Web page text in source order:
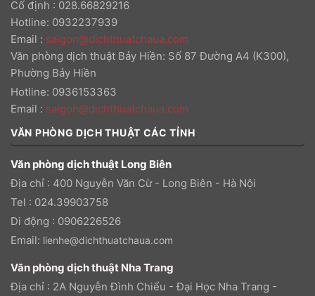
Cố định : 028.66829216
Hotline: 0932237939
Email : saigon@dichthuatchaua.com
Văn phòng dịch thuật Bảy Hiền: Số 87 Đường A4 (K300),
Phường Bảy Hiền
Hotline: 0936153363
Email : saigon@dichthuatchaua.com
VĂN PHÒNG DỊCH THUẬT CÁC TỈNH
Văn phòng dịch thuật Long Biên
Địa chỉ : 400 Nguyễn Văn Cừ - Long Biên - Hà Nội
Tel : 024.39903758
Di động : 0906226526
Email: lienhe@dichthuatchaua.com
Văn phòng dịch thuật Nha Trang
Địa chỉ : 2A Nguyễn Đình Chiểu - Đại Học Nha Trang -